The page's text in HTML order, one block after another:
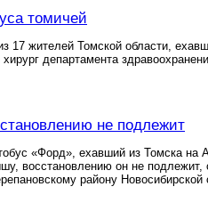
томичей
жителей Томской области,
департамента
не подлежит
«Форд», ехавший из Томска на
восстановлению он не подлежит,
району